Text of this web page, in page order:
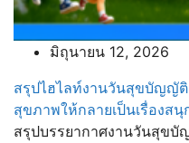
มิถุนายน 12, 2026
สรุปไฮไลท์งานวันสุขบัญญัติ
สุขภาพให้กลายเป็นเรื่องสนุ
สรุปบรรยากาศงานวันสุข